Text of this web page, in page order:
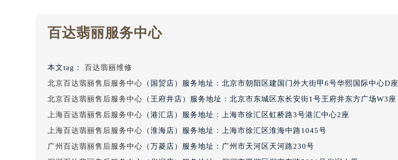
黑龙江省伊春市伊美区通河路百达翡丽售后服务中心（需提前预约）
吉林省吉林市船营区河南街百达翡丽售后服务中心（需提前预约）
吉林省辽源市龙山区人民大街百达翡丽售后服务中心（需提前预约）
吉林省梅河口市新华街道梅河大街百达翡丽售后服务中心（需提前预约）
吉林省四平市铁东区紫气大路与南九经街交汇处百达翡丽售后服务中心（需提前预约）
吉林省松原市宁江区五环大街百达翡丽售后服务中心（需提前预约）
吉林省通化市东昌区环通乡江南大街百达翡丽售后服务中心（需提前预约）
百达翡丽服务中心
本文tag： 百达翡丽维修
北京百达翡丽售后服务中心 （国贸店）服务地址：北京市朝阳区建国门外大街甲6号华熙国际中心D座
北京百达翡丽售后服务中心 （王府井店）服务地址：北京市东城区东长安街1号王府井东方广场W3座
上海百达翡丽售后服务中心 （港汇店）服务地址：上海市徐汇区虹桥路3号港汇中心2座
上海百达翡丽售后服务中心 （淮海店）服务地址：上海市徐汇区淮海中路1045号
广州百达翡丽售后服务中心 （万菱店）服务地址：广州市天河区天河路230号